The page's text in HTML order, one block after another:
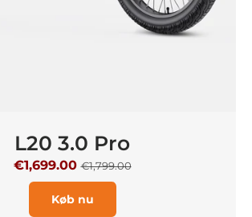
L20 3.0 Pro
€1,699.00€1,799.00
Køb nu